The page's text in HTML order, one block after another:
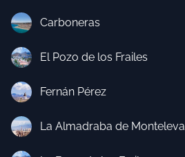
Carboneras
El Pozo de los Frailes
Fernán Pérez
La Almadraba de Monteleva